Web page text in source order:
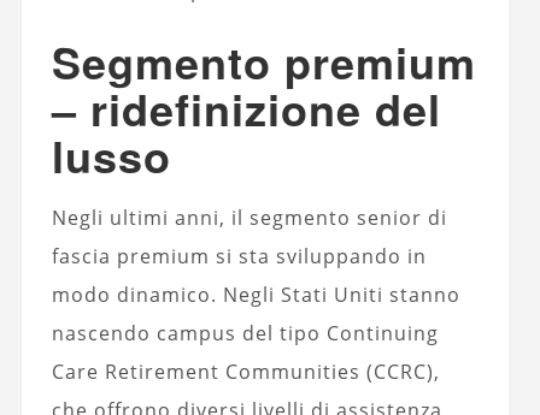
Segmento premium
– ridefinizione del
lusso
Negli ultimi anni, il segmento senior di
fascia premium si sta sviluppando in
modo dinamico. Negli Stati Uniti stanno
nascendo campus del tipo Continuing
Care Retirement Communities (CCRC),